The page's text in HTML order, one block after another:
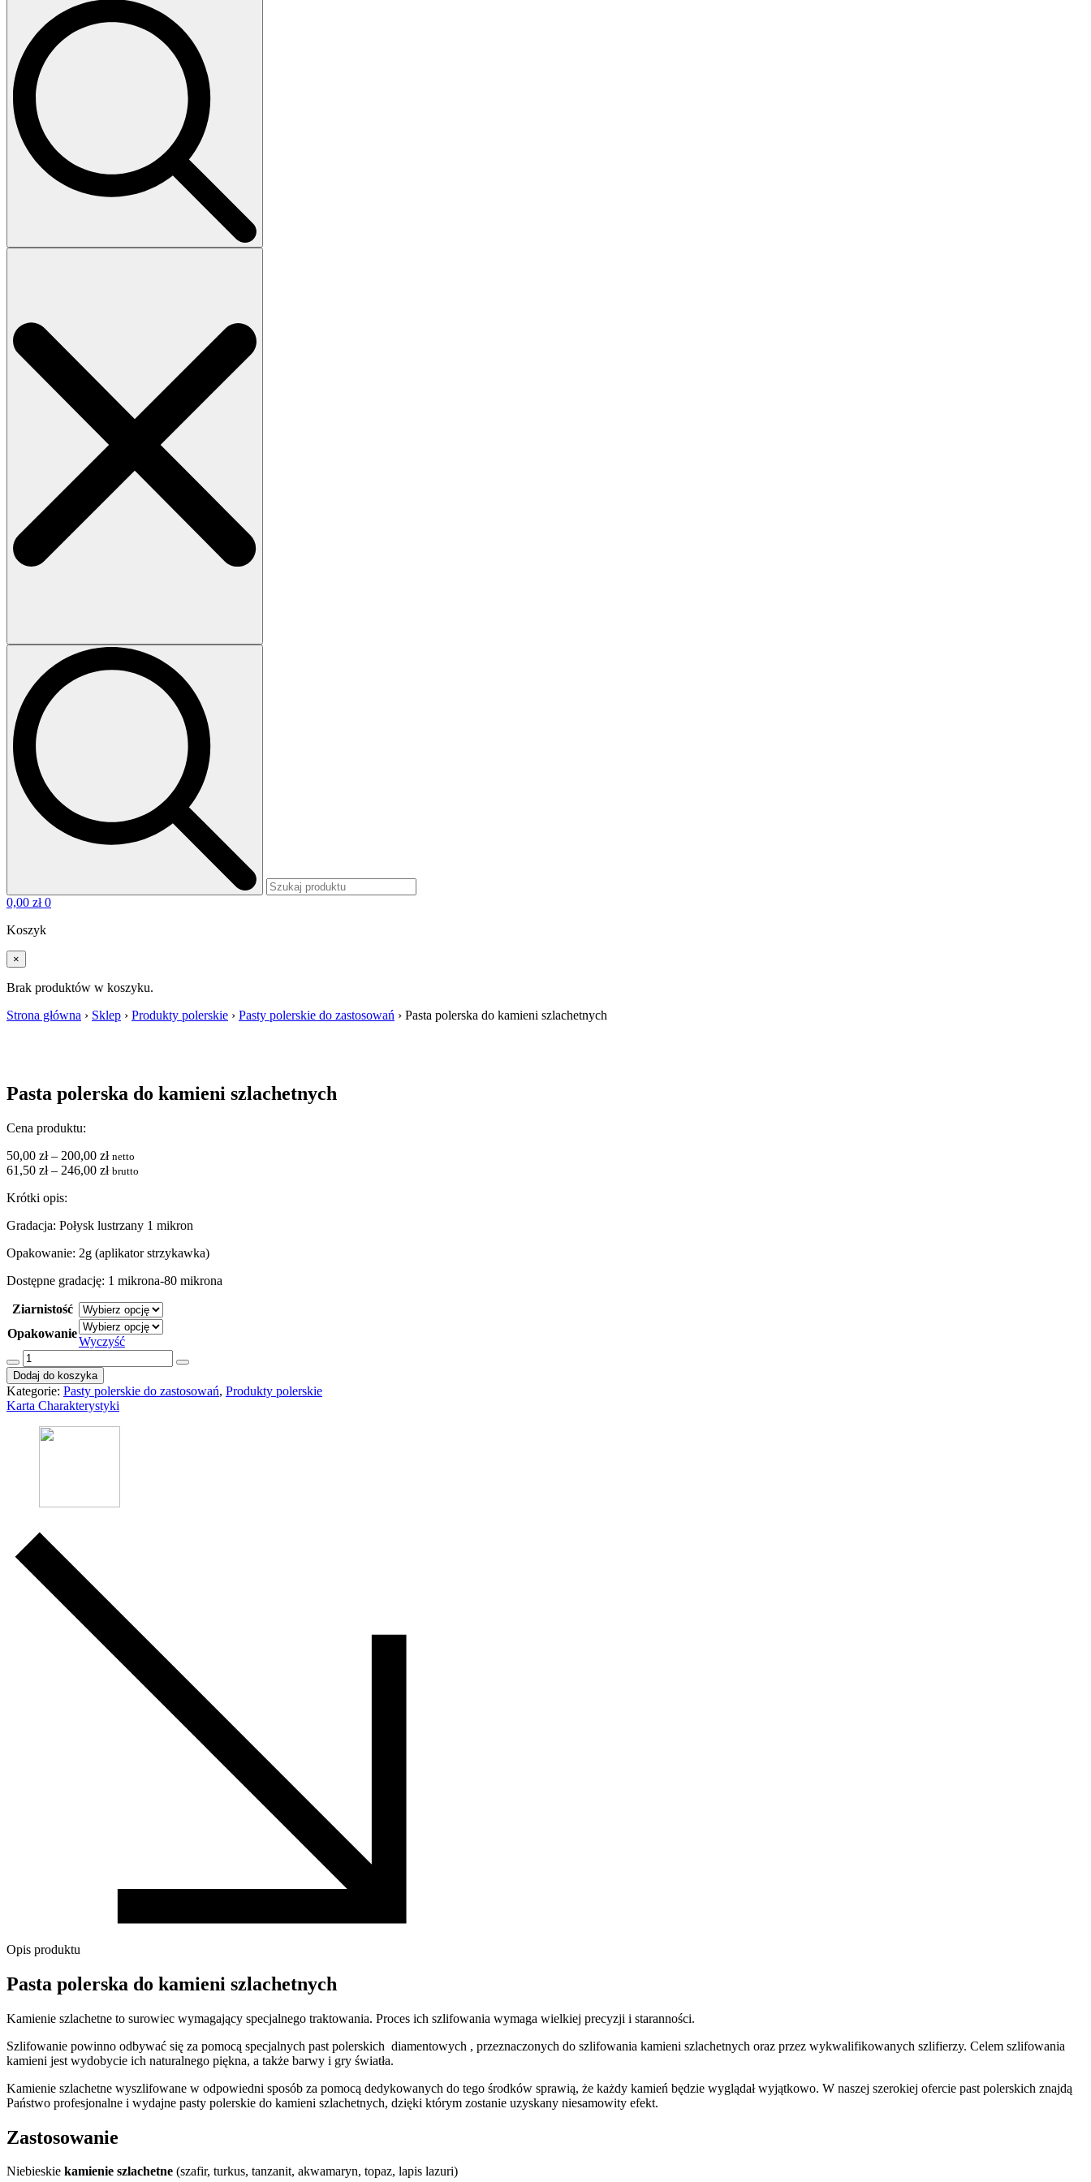
Search
0,00 zł 0
Koszyk
×
Brak produktów w koszyku.
Strona główna › Sklep › Produkty polerskie › Pasty polerskie do zastosowań › Pasta polerska do kamieni szlachetnych
Pasta polerska do kamieni szlachetnych
Cena produktu:
50,00 zł – 200,00 złZakres
cen:
200,00 zł
netto
61,50 zł– 246,00 zł brutto
Krótki opis:
Gradacja: Połysk lustrzany 1 mikron
Opakowanie: 2g (aplikator strzykawka)
Dostępne gradację: 1 mikrona-80 mikrona
Ziarnistość
Opakowanie
Wyczyść
ilość
Pasta
polerska
do
kamieni
szlachetnych
Dodaj do koszyka
Kategorie: Pasty polerskie do zastosowań, Produkty polerskie
Karta Charakterystyki
Opis produktu
Pasta polerska do kamieni szlachetnych
Kamienie szlachetne to surowiec wymagający specjalnego traktowania. Proces ich szlifowania wymaga wielkiej precyzji i staranności.
Szlifowanie powinno odbywać się za pomocą specjalnych past polerskich diamentowych , przeznaczonych do szlifowania kamieni szlachetnych oraz przez wykwalifikowanych szlifierzy. Celem szlifowania
kamieni jest wydobycie ich naturalnego piękna, a także barwy i gry światła.
Kamienie szlachetne wyszlifowane w odpowiedni sposób za pomocą dedykowanych do tego środków sprawią, że każdy kamień będzie wyglądał wyjątkowo. W naszej szerokiej ofercie past polerskich znajdą
Państwo profesjonalne i wydajne pasty polerskie do kamieni szlachetnych, dzięki którym zostanie uzyskany niesamowity efekt.
Zastosowanie
Niebieskie kamienie szlachetne (szafir, turkus, tanzanit, akwamaryn, topaz, lapis lazuri)